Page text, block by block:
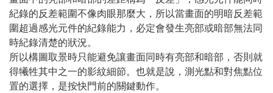
紀錄的反差範圍不像肉眼那麼大，所以當畫面的明暗反差範
圍超過感光元件的紀錄能力，必定會發生亮部或暗部無法同
時紀錄清楚的狀況。
所以構圖取景時只能避免讓畫面同時有亮部和暗部，否則就
得犧牲其中之一的影紋細節。也就是說，測光點和對焦點位
置的選擇，是按快門前的關鍵動作。